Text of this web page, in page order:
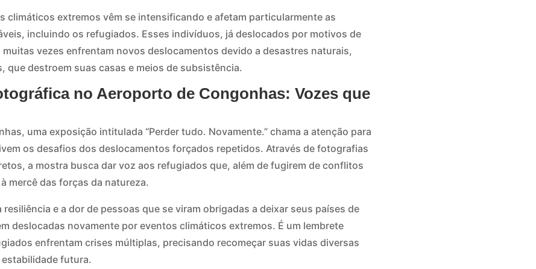
climáticos extremos vêm se intensificando e afetam particularmente as
incluindo os refugiados. Esses indivíduos, já deslocados por motivos de
vezes enfrentam novos deslocamentos devido a desastres naturais,
que destroem suas casas e meios de subsistência.
no Aeroporto de Congonhas: Vozes que
uma exposição intitulada “Perder tudo. Novamente.” chama a atenção para
os desafios dos deslocamentos forçados repetidos. Através de fotografias
a mostra busca dar voz aos refugiados que, além de fugirem de conflitos
mercê das forças da natureza.
resiliência e a dor de pessoas que se viram obrigadas a deixar seus países de
deslocadas novamente por eventos climáticos extremos. É um lembrete
enfrentam crises múltiplas, precisando recomeçar suas vidas diversas
futura.